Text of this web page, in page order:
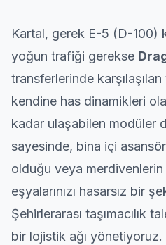
Kartal, gerek E-5 (D-100)
yoğun trafiği gerekse
transferlerinde
kendine has dinamikleri
kadar ulaşabilen modüler
sayesinde, bina içi asansör
olduğu veya
eşyalarınızı hasarsız bir
Şehirlerarası taşımacılık
bir lojistik ağı